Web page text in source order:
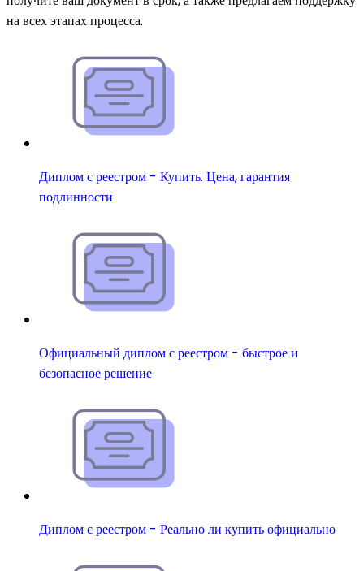
на всех этапах процесса.
Диплом с реестром - Купить. Цена, гарантия
подлинности
Официальный диплом с реестром - быстрое и
безопасное решение
Диплом с реестром - Реально ли купить официально